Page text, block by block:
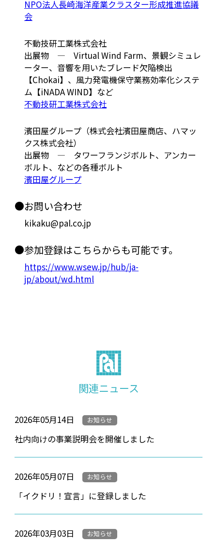
NPO法人長崎海洋産業クラスター形成推進協議
会
不動技研工業株式会社
出展物 ― Virtual Wind Farm、景観シミュレ
ーター、音響を用いたブレード欠陥検出
【Chokai】、風力発電機保守業務効率化システ
ム【iNADA WIND】など
不動技研工業株式会社
濱田屋グループ（株式会社濱田屋商店、ハマッ
クス株式会社）
出展物 ― タワーフランジボルト、アンカー
ボルト、などの各種ボルト
濱田屋グループ
●お問い合わせ
kikaku@pal.co.jp
●参加登録はこちらからも可能です。
https://www.wsew.jp/hub/ja-
jp/about/wd.html
関連ニュース
2026年05月14日 お知らせ
社内向けの事業説明会を開催しました
2026年05月07日 お知らせ
「イクドリ！宣言」に登録しました
2026年03月03日 お知らせ